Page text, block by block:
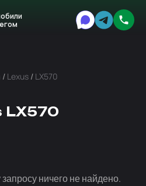
/ Lexus / LX570
LX570
ничего не найдено.